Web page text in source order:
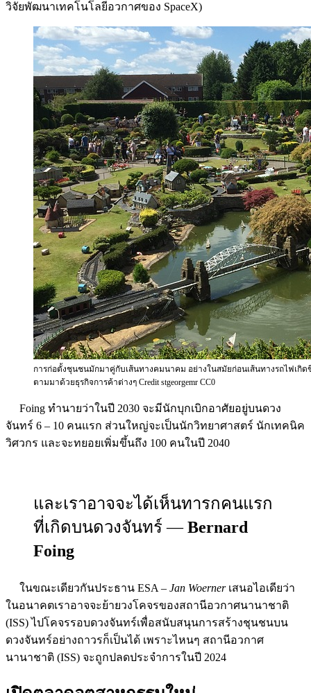
วิจัยพัฒนาเทคโนโลยีอวกาศของ SpaceX)
การก่อตั้งชุนชนมักมาคู่กับเส้นทางคมนาคม อย่างในสมัยก่อนเส้นทางรถไฟเกิ
ตามมาด้วยธุรกิจการค้าต่างๆ Credit stgeorgemr CC0
Foing ทำนายว่าในปี 2030 จะมีนักบุกเบิกอาศัยอยู่บนดวง
จันทร์ 6 – 10 คนแรก ส่วนใหญ่จะเป็นนักวิทยาศาสตร์ นักเทคนิค
วิศวกร และจะทยอยเพิ่มขึ้นถึง 100 คนในปี 2040
และเราอาจจะได้เห็นทารกคนแรก
ที่เกิดบนดวงจันทร์ —Bernard
Foing
ในขณะเดียวกันประธาน ESA – Jan Woernerเสนอไอเดียว่า
ในอนาคตเราอาจจะย้ายวงโคจรของสถานีอวกาศนานาชาติ
(ISS) ไปโคจรรอบดวงจันทร์เพื่อสนับสนุนการสร้างชุนชนบน
ดวงจันทร์อย่างถาวรก็เป็นได้ เพราะไหนๆ สถานีอวกาศ
นานาชาติ (ISS) จะถูกปลดประจำการในปี 2024